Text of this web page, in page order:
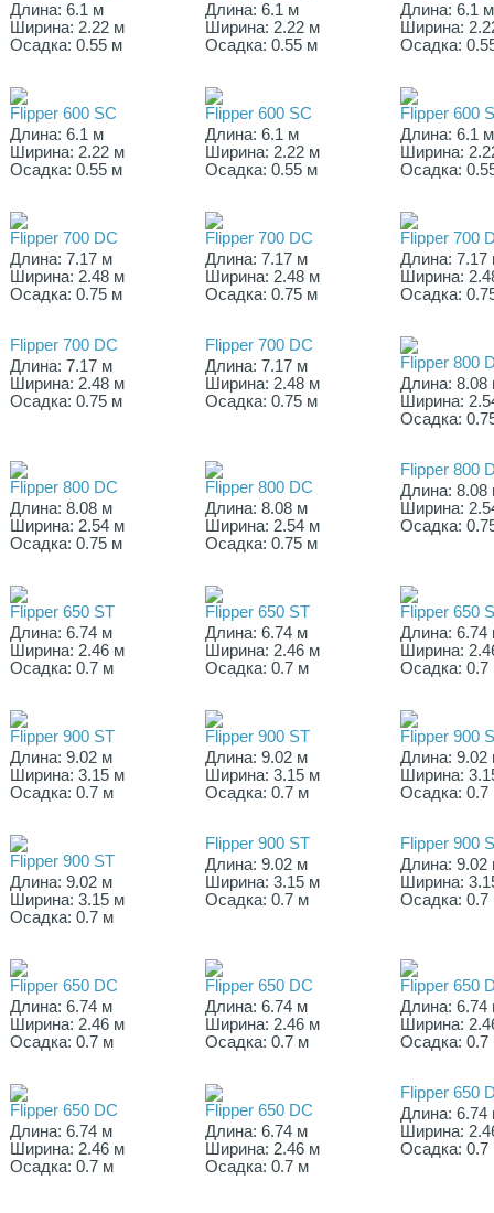
Длина: 6.1 м
Ширина: 2.22 м
Осадка: 0.55 м
Длина: 6.1 м
Ширина: 2.22 м
Осадка: 0.55 м
Длина: 6.1 м
Ширина:
Осадка:
Flipper 600 SC
Длина: 6.1 м
Ширина: 2.22 м
Осадка: 0.55 м
Flipper 600 SC
Длина: 6.1 м
Ширина: 2.22 м
Осадка: 0.55 м
Flipper 600
Длина: 6.1 м
Ширина:
Осадка:
Flipper 700 DC
Длина: 7.17 м
Ширина: 2.48 м
Осадка: 0.75 м
Flipper 700 DC
Длина: 7.17 м
Ширина: 2.48 м
Осадка: 0.75 м
Flipper 700
Длина: 7.17
Ширина:
Осадка:
Flipper 700 DC
Длина: 7.17 м
Ширина: 2.48 м
Осадка: 0.75 м
Flipper 700 DC
Длина: 7.17 м
Ширина: 2.48 м
Осадка: 0.75 м
Flipper 800
Длина: 8.08
Ширина:
Осадка:
Flipper 800 DC
Длина: 8.08 м
Ширина: 2.54 м
Осадка: 0.75 м
Flipper 800 DC
Длина: 8.08 м
Ширина: 2.54 м
Осадка: 0.75 м
Flipper 800
Длина: 8.08
Ширина:
Осадка:
Flipper 650 ST
Длина: 6.74 м
Ширина: 2.46 м
Осадка: 0.7 м
Flipper 650 ST
Длина: 6.74 м
Ширина: 2.46 м
Осадка: 0.7 м
Flipper 650
Длина: 6.74
Ширина:
Осадка: 0.7
Flipper 900 ST
Длина: 9.02 м
Ширина: 3.15 м
Осадка: 0.7 м
Flipper 900 ST
Длина: 9.02 м
Ширина: 3.15 м
Осадка: 0.7 м
Flipper 900
Длина: 9.02
Ширина:
Осадка: 0.7
Flipper 900 ST
Длина: 9.02 м
Ширина: 3.15 м
Осадка: 0.7 м
Flipper 900 ST
Длина: 9.02 м
Ширина: 3.15 м
Осадка: 0.7 м
Flipper 900
Длина: 9.02
Ширина:
Осадка: 0.7
Flipper 650 DC
Длина: 6.74 м
Ширина: 2.46 м
Осадка: 0.7 м
Flipper 650 DC
Длина: 6.74 м
Ширина: 2.46 м
Осадка: 0.7 м
Flipper 650
Длина: 6.74
Ширина:
Осадка: 0.7
Flipper 650 DC
Длина: 6.74 м
Ширина: 2.46 м
Осадка: 0.7 м
Flipper 650 DC
Длина: 6.74 м
Ширина: 2.46 м
Осадка: 0.7 м
Flipper 650
Длина: 6.74
Ширина:
Осадка: 0.7